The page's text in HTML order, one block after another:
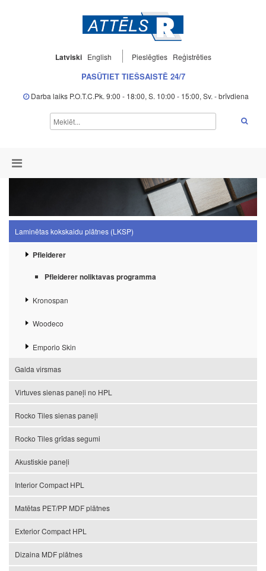
Latviski English Pieslēgties Reģistrēties
PASŪTIET TIEŠSAISTĒ 24/7
Darba laiks P.O.T.C.Pk. 9:00 - 18:00, S. 10:00 - 15:00, Sv. - brīvdiena
Laminētas kokskaidu plātnes (LKSP)
Pfleiderer
Pfleiderer noliktavas programma
Kronospan
Woodeco
Emporio Skin
Galda virsmas
Virtuves sienas paneļi no HPL
Rocko Tiles sienas paneļi
Rocko Tiles grīdas segumi
Akustiskie paneļi
Interior Compact HPL
Matētas PET/PP MDF plātnes
Exterior Compact HPL
Dizaina MDF plātnes